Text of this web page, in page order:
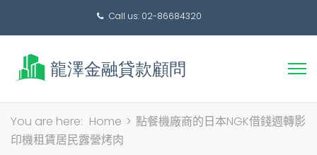
Call us: 02-86684320
搜
You are here: Home > 點餐機廠商的日本NGK借錢週轉影
印機租賃居民露營烤肉